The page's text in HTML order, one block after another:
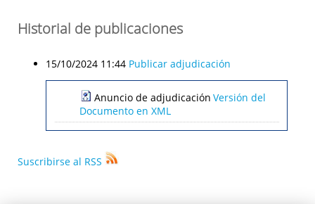
Historial de publicaciones
15/10/2024 11:44 Publicar adjudicación
Anuncio de adjudicación Versión del
Documento en XML
Suscribirse al RSS